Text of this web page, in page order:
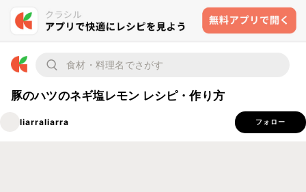
豚のハツのネギ塩レモン レシピ・作り方
liarraliarra フォロー